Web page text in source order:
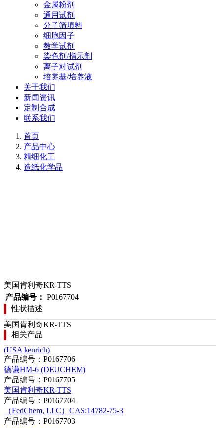
金属粉剂
通用试剂
分子筛填料
细胞因子
教学试剂
染色剂/指示剂
离子对试剂
培养基/培养液
关于我们
新闻资讯
定制合成
联系我们
首页
产品中心
精细化工
造纸化学品
美国肯利奇KR-TTS
产品编号： P0167704
性状描述
美国肯利奇KR-TTS
相关产品
(USA kenrich)
产品编号：P0167706
德谦HM-6 (DEUCHEM)
产品编号：P0167705
美国肯利奇KR-TTS
产品编号：P0167704
（FedChem, LLC）CAS:14782-75-3
产品编号：P0167703